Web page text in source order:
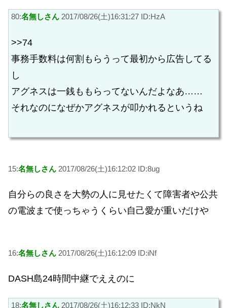
80:名無しさん 2017/08/26(土)16:31:27 ID:HzA
>>74
事務手数料は何割もらうって最初から広告してる
し
アグネスは一銭ももらってないんだよなあ……
それなのになぜかアグネスが叩かれるというね
15:名無しさん 2017/08/26(土)16:12:02 ID:8ug
自分らの良さを大勢の人に見せたくて障害者や公共
の電波まで使っちゃうくらい自己愛が重いだけや
16:名無しさん 2017/08/26(土)16:12:09 ID:iNf
DASH島24時間中継でええのに
18:名無しさん 2017/08/26(土)16:12:33 ID:NkN